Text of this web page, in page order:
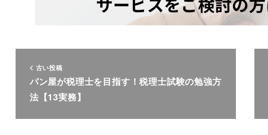
古い投稿
パン屋が税理士を目指す！税理士試験の勉強方
法【13実務】